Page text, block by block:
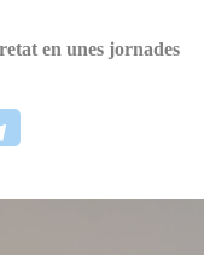
en unes jornades